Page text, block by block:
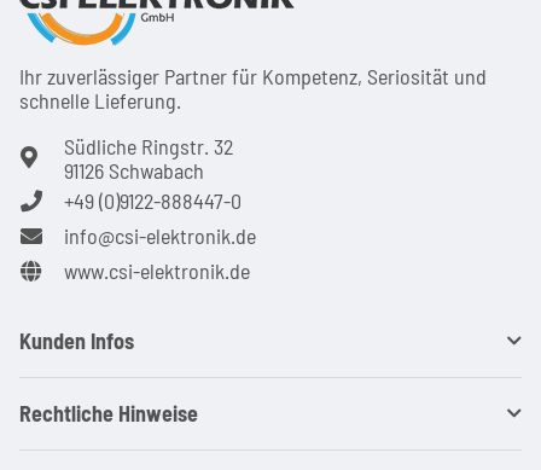
Ihr zuver­läs­siger Partner für Kom­pe­tenz, Seri­osi­tät und
schnel­le Lie­ferung.
Südliche Ringstr. 32
91126 Schwabach
+49 (0)9122-888447-0
info@csi-elektronik.de
www.csi-elektronik.de
Kunden Infos
Rechtliche Hinweise